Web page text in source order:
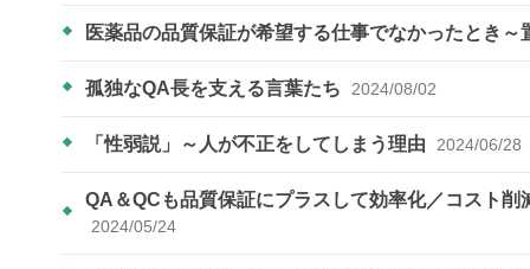
医薬品の品質保証が希望する仕事でなかったとき
孤独なQA長を支える言葉たち 2024/08/02
「性弱説」～人が不正をしてしまう理由 2024/06/28
QA＆QCも品質保証にプラスして効率化／コスト
2024/05/24